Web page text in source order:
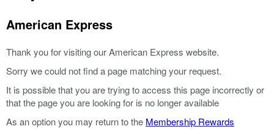
American Express
Thank you for visiting our American Express website.
Sorry we could not find a page matching your request.
It is possible that you are trying to access this page incorrectly or
that the page you are looking for is no longer available
As an option you may return to the Membership Rewards